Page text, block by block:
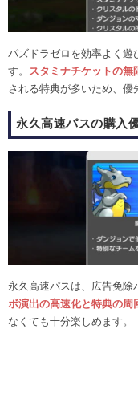
パズドラゼロを効率よく遊
す。 スタミナチケットの無
される特典が多いため、優
永久高速パスの購入
永久高速パスは、広告免除
ボ演出の高速化と特典の周
なくても十分楽しめます。